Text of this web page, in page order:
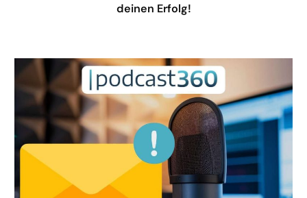
deinen Erfolg!